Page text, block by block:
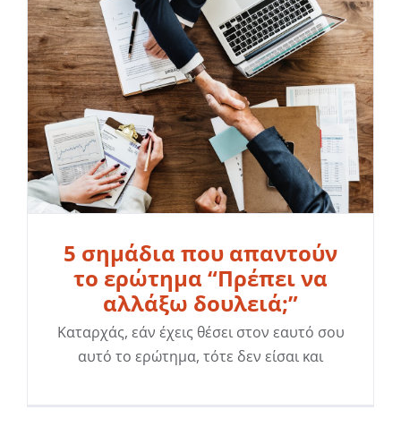
5 σημάδια που απαντούν
το ερώτημα “Πρέπει να
αλλάξω δουλειά;”
Καταρχάς, εάν έχεις θέσει στον εαυτό σου
αυτό το ερώτημα, τότε δεν είσαι και